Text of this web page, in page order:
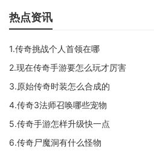
热点资讯
1.传奇挑战个人首领在哪
2.现在传奇手游要怎么玩才厉害
3.原始传奇时装怎么合成的
4.传奇3法师召唤哪些宠物
5.传奇手游怎样升级快一点
6.传奇尸魔洞有什么怪物